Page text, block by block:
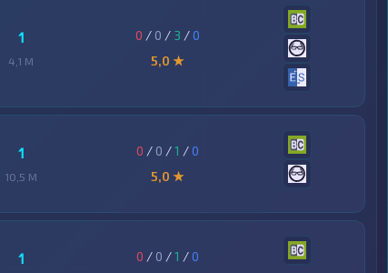
1
4,1 M
0 / 0 / 3 /0
5,0 ★
1
10,5 M
0 / 0 /1 /0
5,0 ★
1 0 / 0 /1 /0